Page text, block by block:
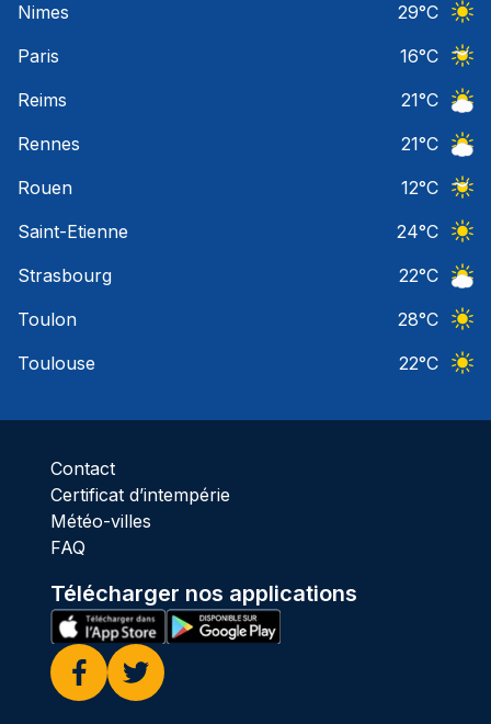
Nimes
29°C
Paris
16°C
Reims
21°C
Rennes
21°C
Rouen
12°C
Saint-Etienne
24°C
Strasbourg
22°C
Toulon
28°C
Toulouse
22°C
Contact
Certificat d’intempérie
Météo-villes
FAQ
Télécharger nos applications
Facebook
Twitter